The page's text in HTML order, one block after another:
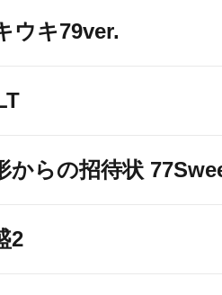
ウキ79ver.
からの招待状
2